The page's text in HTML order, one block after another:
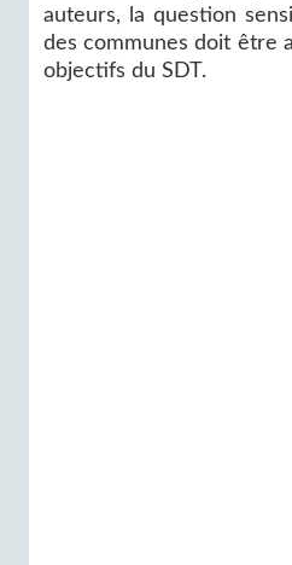
auteurs, la question
des communes doit être
objectifs du SDT.